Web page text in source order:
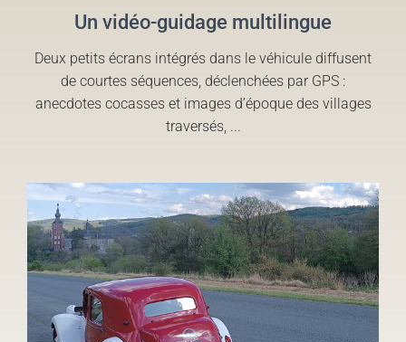
Un vidéo-guidage multilingue
Deux petits écrans intégrés dans le véhicule diffusent
de courtes séquences, déclenchées par GPS :
anecdotes cocasses et images d’époque des villages
traversés, ...